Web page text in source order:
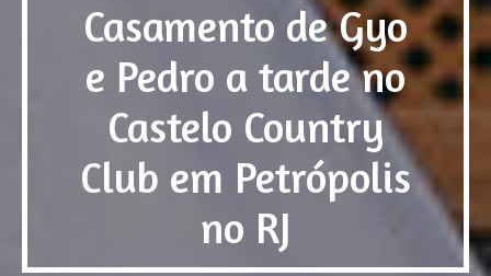
Casamento de Gyo
e Pedro a tarde no
Castelo Country
Club em Petrópolis
no RJ